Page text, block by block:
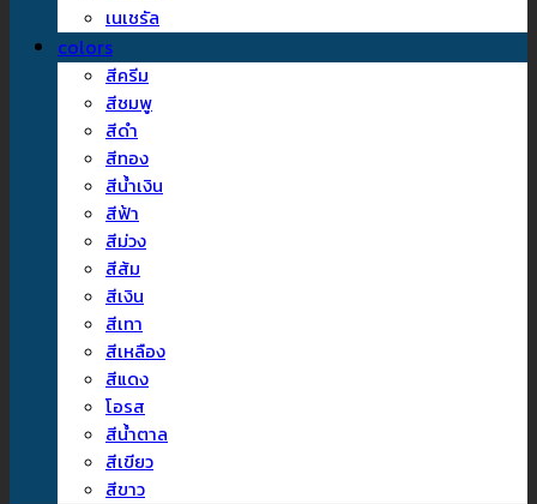
เนเชรัล
colors
สีครีม
สีชมพู
สีดำ
สีทอง
สีน้ำเงิน
สีฟ้า
สีม่วง
สีส้ม
สีเงิน
สีเทา
สีเหลือง
สีแดง
โอรส
สีน้ำตาล
สีเขียว
สีขาว